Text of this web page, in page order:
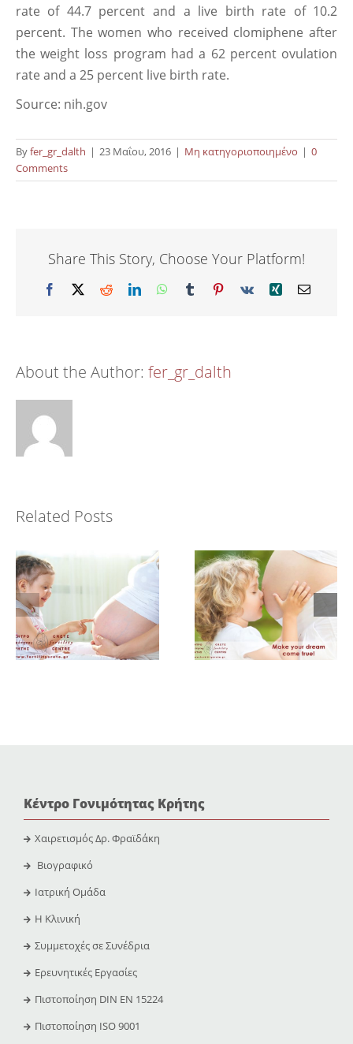
rate of 44.7 percent and a live birth rate of 10.2
percent. The women who received clomiphene after
the weight loss program had a 62 percent ovulation
rate and a 25 percent live birth rate.
Source: nih.gov
Byfer_gr_dalth | 23 Μαΐου, 2016 | Μη κατηγοριοποιημένο | 0
Comments
Share This Story, Choose Your Platform!
Facebook
X RedditLinkedInWhatsApp
TumblrPinterest
Vk Xing Email
About the Author: fer_gr_dalth
Related Posts
Treatment,
Treatment
Κέντρο Γονιμότητας Κρήτης
Χαιρετισμός Δρ. Φραϊδάκη
Βιογραφικό
Ιατρική Ομάδα
Η Κλινική
Συμμετοχές σε Συνέδρια
Ερευνητικές Εργασίες
Πιστοποίηση DIN EN 15224
Πιστοποίηση ISO 9001